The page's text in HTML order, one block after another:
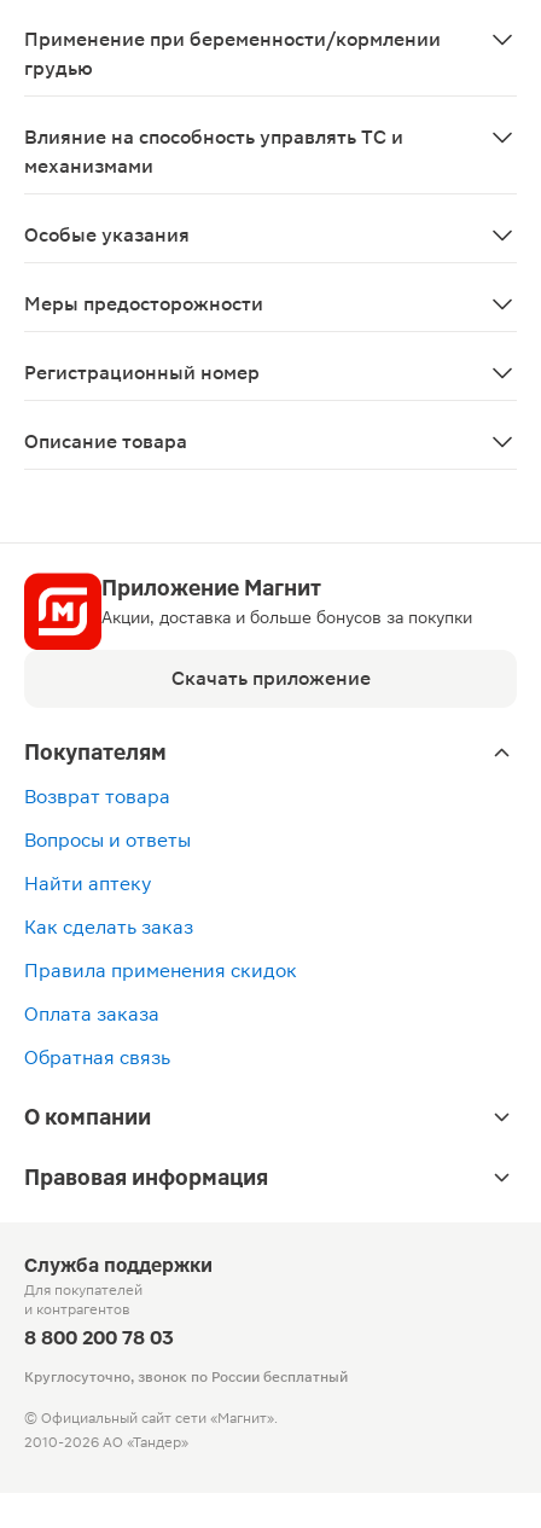
Применение при беременности/кормлении
грудью
Влияние на способность управлять ТС и
механизмами
Особые указания
Меры предосторожности
Регистрационный номер
Описание товара
Приложение Магнит
Акции, доставка и больше бонусов за покупки
Скачать приложение
Покупателям
Возврат товара
Вопросы и ответы
Найти аптеку
Как сделать заказ
Правила применения скидок
Оплата заказа
Обратная связь
О компании
Правовая информация
Служба поддержки
Для покупателей
и контрагентов
8 800 200 78 03
Круглосуточно, звонок по России бесплатный
© Официальный сайт сети «Магнит».
2010-2026 АО «Тандер»